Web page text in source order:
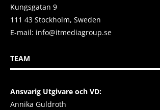
Kungsgatan 9
111 43 Stockholm, Sweden
E-mail: info@itmediagroup.se
TEAM
Ansvarig Utgivare och VD:
Annika Guldroth